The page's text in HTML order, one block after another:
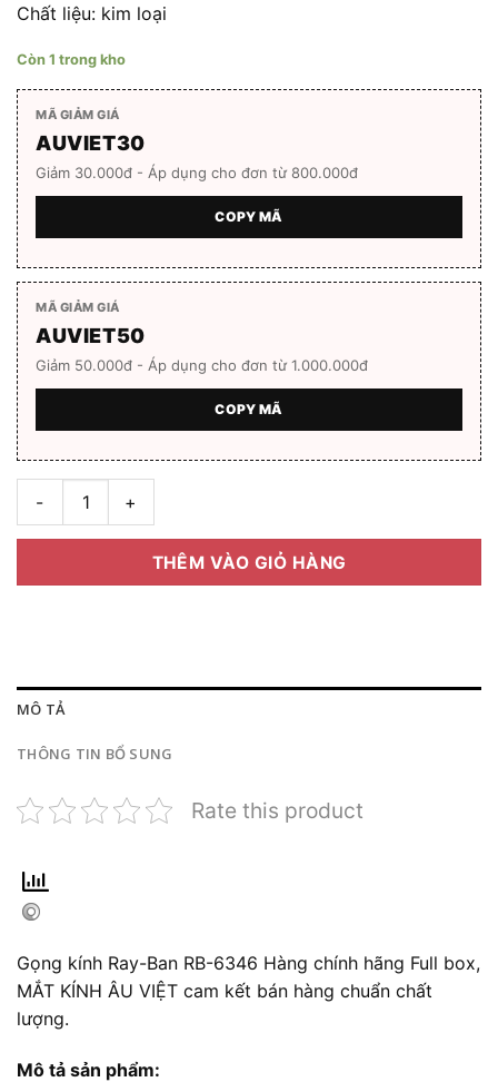
Chất liệu: kim loại
Còn 1 trong kho
MÃ GIẢM GIÁ
AUVIET30
Giảm 30.000đ - Áp dụng cho đơn từ 800.000đ
COPY MÃ
MÃ GIẢM GIÁ
AUVIET50
Giảm 50.000đ - Áp dụng cho đơn từ 1.000.000đ
COPY MÃ
Gọng kính Ray-Ban RB-6346 Hàng chính hãng Full box số
THÊM VÀO GIỎ HÀNG
MÔ TẢ
THÔNG TIN BỔ SUNG
Rate this product
Gọng kính Ray-Ban RB-6346 Hàng chính hãng Full box,
MẮT KÍNH ÂU VIỆT cam kết bán hàng chuẩn chất
lượng.
Mô tả sản phẩm: